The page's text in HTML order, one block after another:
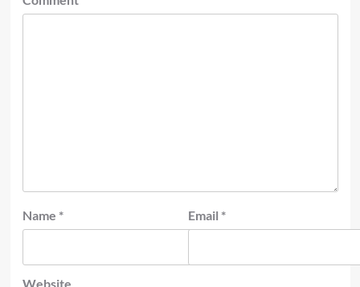
Name * Email *
Website